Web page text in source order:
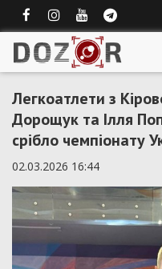
Легкоатлети з
Дорощук та Ілля
срібло чемпіонату
02.03.2026 16:44